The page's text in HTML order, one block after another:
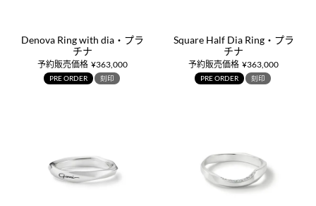
Denova Ring with dia・プラ
チナ
予約販売価格 ¥363,000
PRE ORDER 刻印
Square Half Dia Ring・プラ
チナ
予約販売価格 ¥363,000
PRE ORDER 刻印